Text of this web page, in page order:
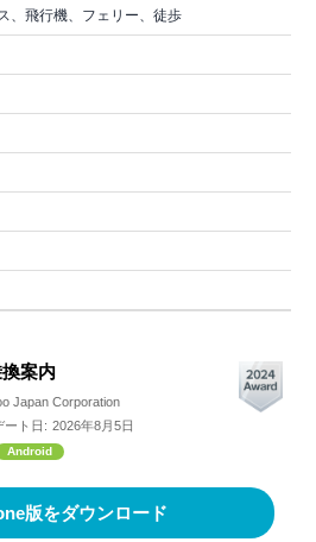
、飛行機、フェリー、徒歩
案内
Japan Corporation
ート日: 2026年8月5日
Android
版をダウンロード